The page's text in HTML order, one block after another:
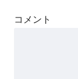
コメント